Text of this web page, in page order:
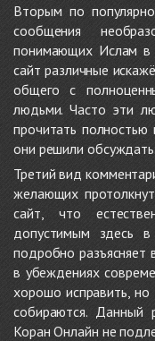
Вторым по
сообщения
понимающих Ислам в
сайт различные
общего с
людьми. Часто эти
прочитать полностью
они решили обсуждать.
Третий вид
желающих
сайт, что
допустимым здесь
подробно
в убеждениях
хорошо исправить,
собираются. Данный
Коран Онлайн не